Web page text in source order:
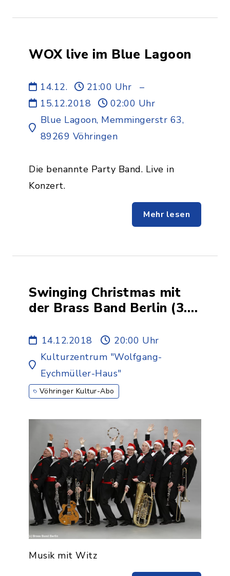
WOX live im Blue Lagoon
14.12. 21:00 Uhr
–
15.12.2018
02:00 Uhr
Blue Lagoon, Memmingerstr 63,
89269 Vöhringen
Die benannte Party Band. Live in
Konzert.
Mehr lesen
Swinging Christmas mit
der Brass Band Berlin (3.
14.12.2018
20:00 Uhr
Kulturzentrum "Wolfgang-
Eychmüller-Haus"
Vöhringer Kultur-Abo
Musik mit Witz